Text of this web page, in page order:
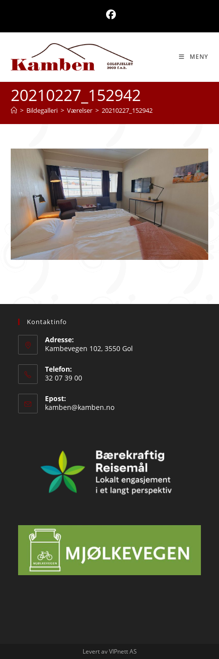
content
MENY
20210227_152942
> Bildegalleri > Værelser > 20210227_152942
Kontaktinfo
Adresse:
Kambevegen 102, 3550 Gol
Telefon:
32 07 39 00
Epost:
kamben@kamben.noOpens
Levert av VIPnett AS